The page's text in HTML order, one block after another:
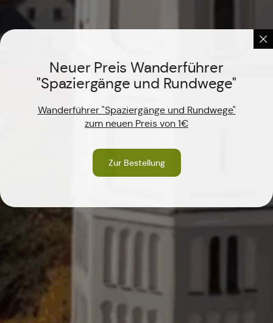
Neuer Preis Wanderführer
"Spaziergänge und Rundwege"
Wanderführer "Spaziergänge und Rundwege"
zum neuen Preis von 1€
Zur Bestellung